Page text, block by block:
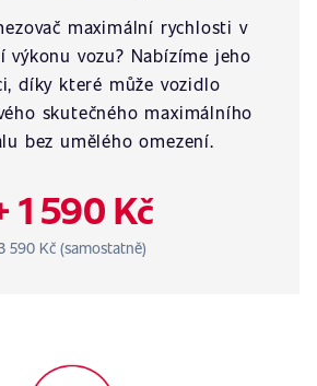
maximální rychlosti v
výkonu vozu? Nabízíme jeho
díky které může vozidlo
skutečného maximálního
bez umělého omezení.
1 590 Kč
590 Kč (samostatně)